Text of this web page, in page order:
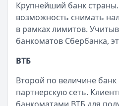
Крупнейший банк
возможность снимать
в рамках лимитов.
банкоматов Сбербанка,
ВТБ
Второй по величине банк
партнерскую сеть.